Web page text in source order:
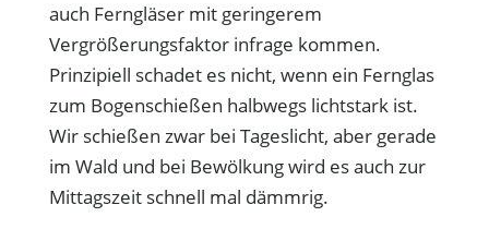
auch Ferngläser mit geringerem
Vergrößerungsfaktor infrage kommen.
Prinzipiell schadet es nicht, wenn ein Fernglas
zum Bogenschießen halbwegs lichtstark ist.
Wir schießen zwar bei Tageslicht, aber gerade
im Wald und bei Bewölkung wird es auch zur
Mittagszeit schnell mal dämmrig.